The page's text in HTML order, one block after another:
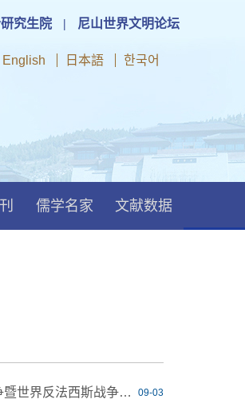
究生院 | 尼山世界文明论坛
English 日本語 한국어
儒学名家 文献数据
09-03
纪念中国人民抗日战争暨世界反法西斯战争胜利80周年大会在京隆重举行